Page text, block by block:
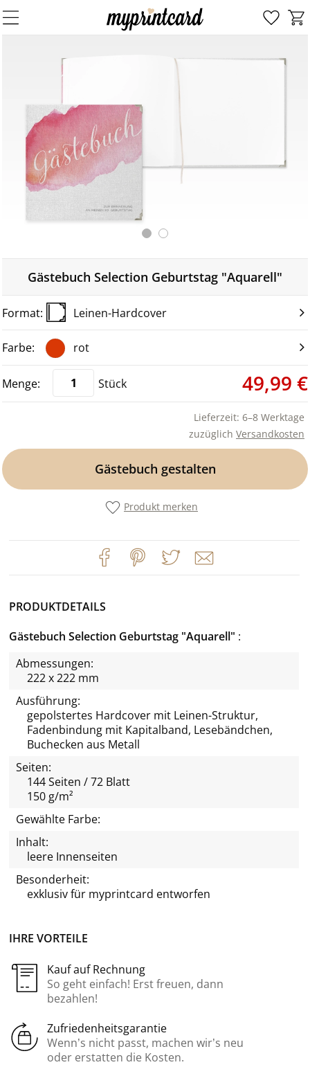
Gästebuch Selection Geburtstag "Aquarell"
Leinen-Hardcover
rot
Stück 49,99 €
Lieferzeit: 6–8 Werktage
zuzüglich Versandkosten
Gästebuch gestalten
Produkt merken
IHRE VORTEILE
Kauf auf Rechnung
So geht einfach! Erst freuen, dann
bezahlen!
Zufriedenheitsgarantie
Wenn’s nicht passt, machen wir’s neu
oder erstatten die Kosten.
PRODUKTDETAILS
Gästebuch Selection Geburtstag "Aquarell"
Abmessungen:
222 x 222 mm
Ausführung:
gepolstertes Hardcover mit Leinen-Struktur,
Fadenbindung mit Kapitalband, Lesebändchen,
Buchecken aus Metall
Seiten:
144 Seiten / 72 Blatt
150 g/m²
Gewählte Farbe:
Inhalt:
leere Innenseiten
Besonderheit:
exklusiv für myprintcard entworfen